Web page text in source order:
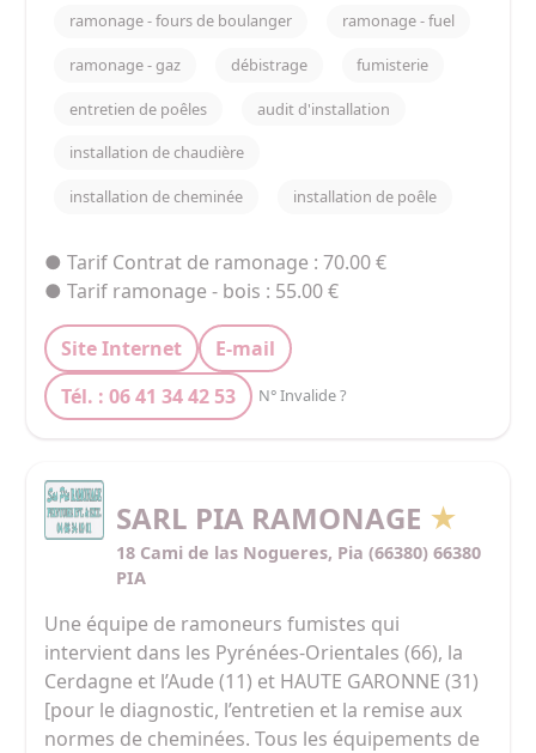
ramonage - fours de boulanger ramonage - fuel
ramonage - gaz débistrage fumisterie
entretien de poêles audit d'installation
installation de chaudière
installation de cheminée installation de poêle
● Tarif Contrat de ramonage : 70.00 €
● Tarif ramonage - bois : 55.00 €
Site Internet
E-mail
Tél. : 06 41 34 42 53
N° Invalide ?
SARL PIA RAMONAGE ★
18 Cami de las Nogueres, Pia (66380) 66380
PIA
Une équipe de ramoneurs fumistes qui
intervient dans les Pyrénées-Orientales (66), la
Cerdagne et l’Aude (11) et HAUTE GARONNE (31)
[pour le diagnostic, l’entretien et la remise aux
normes de cheminées. Tous les équipements de